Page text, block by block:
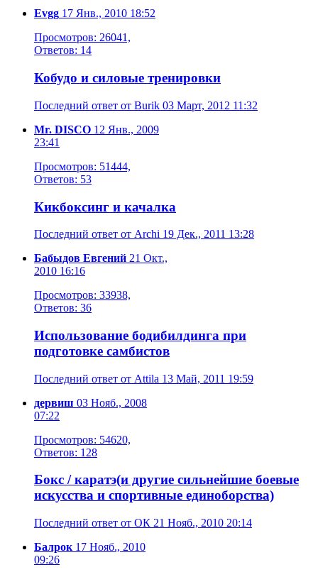
Evgg 17 Янв., 2010 18:52
Просмотров: 26041,
Ответов: 14
Кобудо и силовые тренировки
Последний ответ от Burik 03 Март, 2012 11:32
Mr. DISCO 12 Янв., 2009
23:41
Просмотров: 51444,
Ответов: 53
Кикбоксинг и качалка
Последний ответ от Archi 19 Дек., 2011 13:28
Бабыдов Евгений 21 Окт.,
2010 16:16
Просмотров: 33938,
Ответов: 36
Использование бодибилдинга при
подготовке самбистов
Последний ответ от Attila 13 Май, 2011 19:59
дервиш 03 Нояб., 2008
07:22
Просмотров: 54620,
Ответов: 128
Бокс / каратэ(и другие сильнейшие боевые
искусства и спортивные единоборства)
Последний ответ от ОК 21 Нояб., 2010 20:14
Балрок 17 Нояб., 2010
09:26